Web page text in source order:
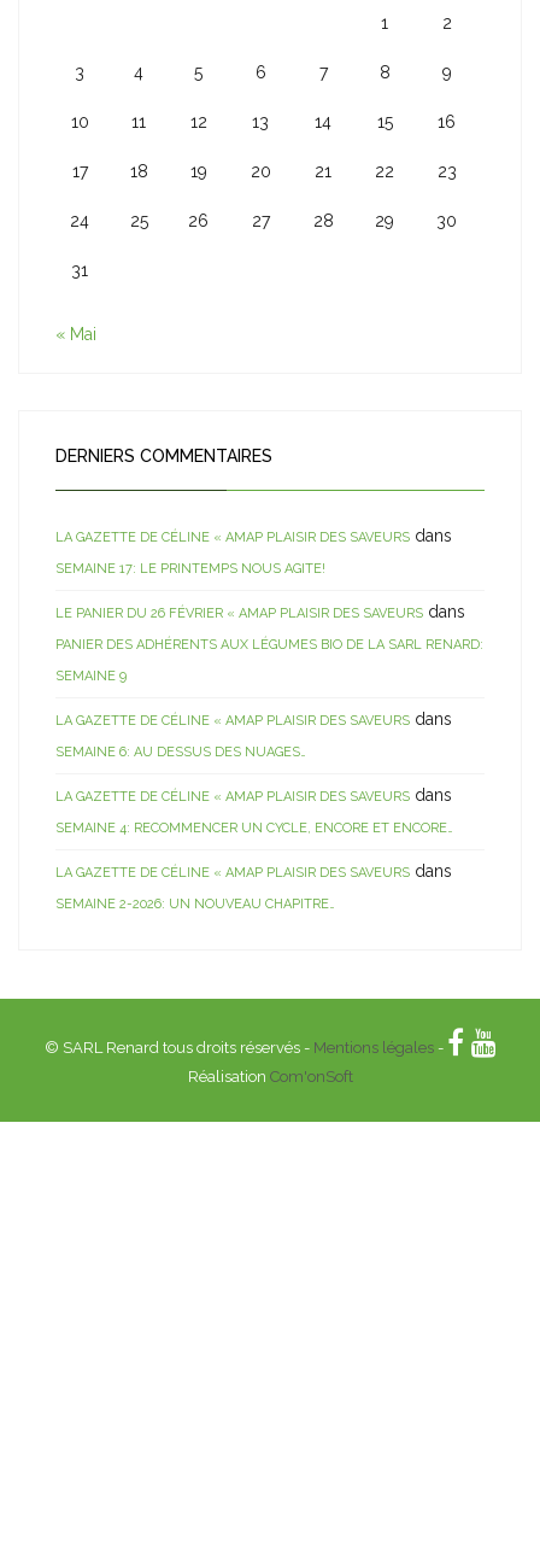
1 2
3 4 5 6 7 8 9
10 11 12 13 14 15 16
17 18 19 20 21 22 23
24 25 26 27 28 29 30
31
« Mai
DERNIERS COMMENTAIRES
LA GAZETTE DE CÉLINE « AMAP PLAISIR DES SAVEURS dans
SEMAINE 17: LE PRINTEMPS NOUS AGITE!
LE PANIER DU 26 FÉVRIER « AMAP PLAISIR DES SAVEURS dans
PANIER DES ADHÉRENTS AUX LÉGUMES BIO DE LA SARL RENARD:
SEMAINE 9
LA GAZETTE DE CÉLINE « AMAP PLAISIR DES SAVEURS dans
SEMAINE 6: AU DESSUS DES NUAGES…
LA GAZETTE DE CÉLINE « AMAP PLAISIR DES SAVEURS dans
SEMAINE 4: RECOMMENCER UN CYCLE, ENCORE ET ENCORE…
LA GAZETTE DE CÉLINE « AMAP PLAISIR DES SAVEURS dans
SEMAINE 2-2026: UN NOUVEAU CHAPITRE…
© SARL Renard tous droits réservés - Mentions légales-
Réalisation Com'onSoft